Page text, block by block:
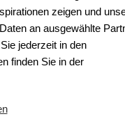
zeigen und
an ausgewählte
jederzeit in den
finden Sie in der